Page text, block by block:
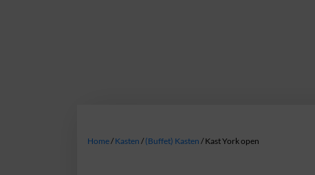
Home/Kasten /(Buffet) Kasten / Kast York open